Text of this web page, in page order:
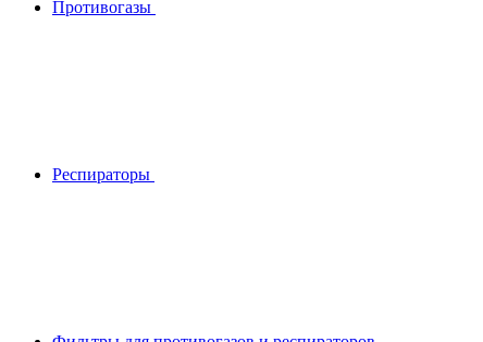
Противогазы
Респираторы